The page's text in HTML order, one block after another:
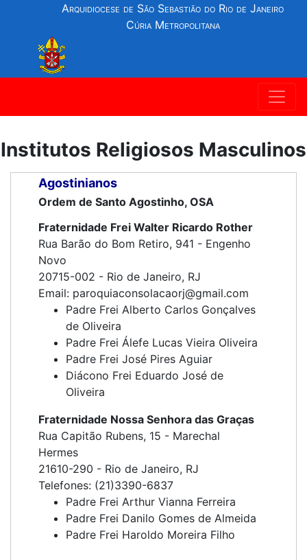
Arquidiocese de São Sebastião do Rio de Janeiro
Cúria Metropolitana
Institutos Religiosos Masculinos
Agostinianos
Ordem de Santo Agostinho, OSA
Fraternidade Frei Walter Ricardo Rother
Rua Barão do Bom Retiro, 941 - Engenho
Novo
20715-002 - Rio de Janeiro, RJ
Email: paroquiaconsolacaorj@gmail.com
Padre Frei Alberto Carlos Gonçalves
de Oliveira
Padre Frei Álefe Lucas Vieira Oliveira
Padre Frei José Pires Aguiar
Diácono Frei Eduardo José de
Oliveira
Fraternidade Nossa Senhora das Graças
Rua Capitão Rubens, 15 - Marechal
Hermes
21610-290 - Rio de Janeiro, RJ
Telefones: (21)3390-6837
Padre Frei Arthur Vianna Ferreira
Padre Frei Danilo Gomes de Almeida
Padre Frei Haroldo Moreira Filho